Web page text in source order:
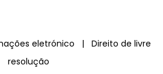
eletrónico | Direito de livre
resolução